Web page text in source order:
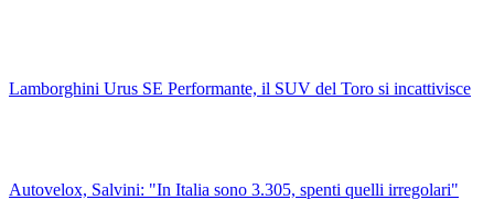
Lamborghini Urus SE Performante, il SUV del Toro si incattivisce
Autovelox, Salvini: "In Italia sono 3.305, spenti quelli irregolari"